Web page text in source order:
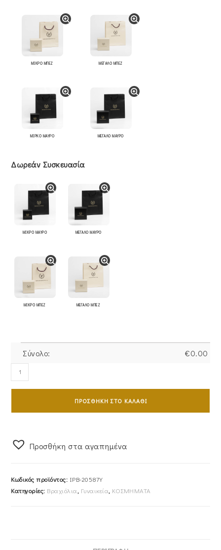
ΜΙΚΡΟ ΜΠΕΖ ΜΕΓΑΛΟ ΜΠΕΖ
ΜΙΡΚΟ ΜΑΥΡΟ ΜΕΓΑΛΟ ΜΑΥΡΟ
Δωρεάν Συσκευασία
ΜΙΚΡΟ ΜΑΥΡΟ ΜΕΓΑΛΟ ΜΑΥΡΟ
ΜΙΚΡΟ ΜΠΕΖ ΜΕΓΑΛΟ ΜΠΕΖ
Σύνολο: €0.00
Βραχιόλι
Χρυσό
ποσότητα
ΠΡΟΣΘΉΚΗ ΣΤΟ ΚΑΛΆΘΙ
Προσθήκη στα αγαπημένα
Κωδικός προϊόντος: IPB-20587Y
Κατηγορίες: Βραχιόλια, Γυναικεία, ΚΟΣΜΗΜΑΤΑ